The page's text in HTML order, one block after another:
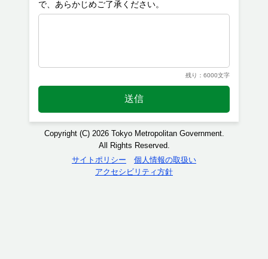
残り：6000文字
送信
Copyright (C) 2026 Tokyo Metropolitan Government.
All Rights Reserved.
サイトポリシー
個人情報の取扱い
アクセシビリティ方針